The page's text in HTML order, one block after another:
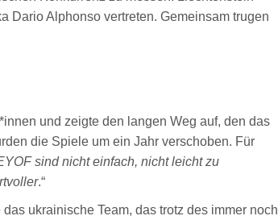
Dario Alphonso vertreten. Gemeinsam trugen
und zeigte den langen Weg auf, den das
die Spiele um ein Jahr verschoben. Für
sind nicht einfach, nicht leicht zu
.“
ukrainische Team, das trotz des immer noch